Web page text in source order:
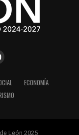
ECONOMÍA
León 2025